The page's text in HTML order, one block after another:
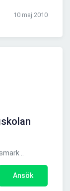
10 maj 2010
..
Ansök